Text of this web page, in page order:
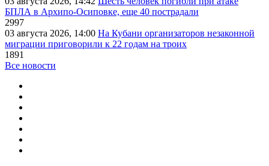
БПЛА в Архипо-Осиповке, еще 40 пострадали
2997
03 августа 2026, 14:00 На Кубани организаторов незаконной
миграции приговорили к 22 годам на троих
1891
Все новости